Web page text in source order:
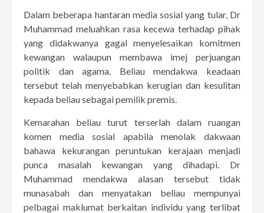
Dalam beberapa hantaran media sosial yang tular, Dr
Muhammad meluahkan rasa kecewa terhadap pihak
yang didakwanya gagal menyelesaikan komitmen
kewangan walaupun membawa imej perjuangan
politik dan agama. Beliau mendakwa keadaan
tersebut telah menyebabkan kerugian dan kesulitan
kepada beliau sebagai pemilik premis.
Kemarahan beliau turut terserlah dalam ruangan
komen media sosial apabila menolak dakwaan
bahawa kekurangan peruntukan kerajaan menjadi
punca masalah kewangan yang dihadapi. Dr
Muhammad mendakwa alasan tersebut tidak
munasabah dan menyatakan beliau mempunyai
pelbagai maklumat berkaitan individu yang terlibat